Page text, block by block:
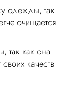
одежды, так
очищается
так как она
качеств